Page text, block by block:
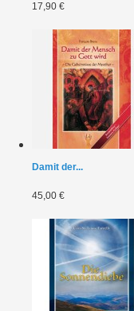
17,90 €
Damit der...
45,00 €